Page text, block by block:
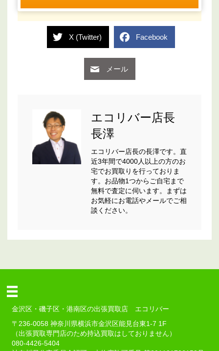
X (Twitter) Facebook
メール
エコリバー店長
長澤
エコリバー店長の長澤です。直
近3年間で4000人以上の方のお
宅でお買取りを行っておりま
す。お品物1つからご自宅まで
無料で査定に伺います。まずは
お気軽にお電話やメールでご相
談ください。
金沢区・磯子区・港南区の出張買取店 エコリバー
〒236-0058 神奈川県横浜市金沢区能見台東1-7 1F
（出張買取専門店のため持込買取はしておりません）
080-4426-5404